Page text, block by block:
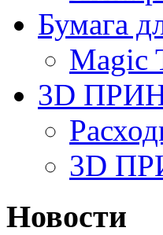
Бумага
Magic
3D
3D
Новости